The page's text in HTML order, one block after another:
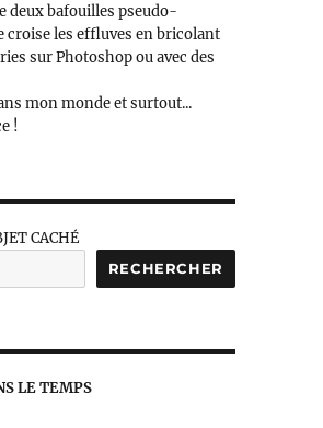
deux bafouilles pseudo-
croise les effluves en bricolant
sur Photoshop ou avec des
mon monde et surtout...
!
CACHÉ
RECHERCHER
LE TEMPS